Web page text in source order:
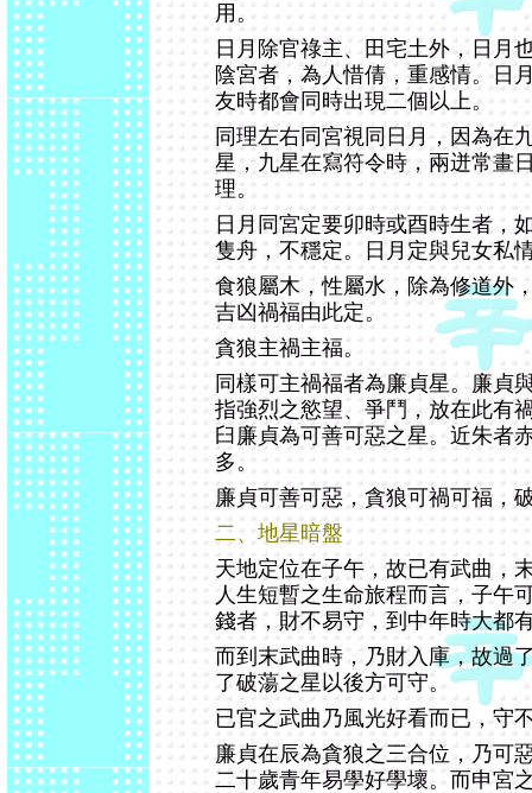
用。
日月除官祿主、田宅土外，日月
陰宮者，為人惜倩，重感情。日
友時都會同時出現二個以上。
同理左右同宮視同日月，因為在
星，九星在寫符令時，兩迸常畫
理。
日月同宮定要卯時或酉時生者，
隻舟，不穩定。日月定與兒女私
食狼屬木，性屬水，除為修道外
吉凶禍福由此定。
貪狼主禍主福。
同樣可主禍福者為廉貞星。廉貞
指強烈之慾望、爭鬥，放在此有
臼廉貞為可善可惡之星。近朱者
多。
廉貞可善可惡，貪狼可禍可福，
二、地星暗盤
天地定位在子午，故已有武曲，
人生短暫之生命旅程而言，子午
錢者，財不易守，到中年時大都
而到末武曲時，乃財入庫，故過
了破蕩之星以後方可守。
已官之武曲乃風光好看而已，守
廉貞在辰為貪狼之三合位，乃可
二十歲青年易學好學壞。而申宮